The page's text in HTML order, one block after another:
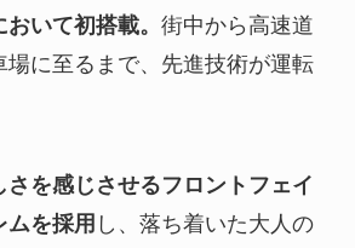
いて初搭載。 街中から高速道
場に至るまで、先進技術が運転
さを感じさせるフロントフェイ
ムを採用 し、落ち着いた大人の